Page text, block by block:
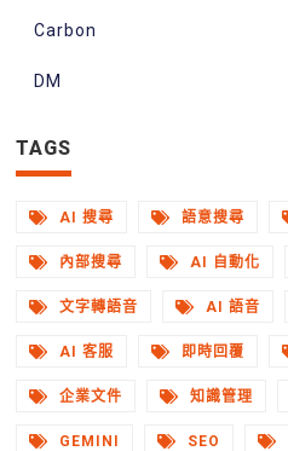
Carbon
DM
TAGS
AI 搜尋 語意搜尋
內部搜尋 AI 自動化
文字轉語音 AI 語音
AI 客服 即時回覆
企業文件 知識管理
GEMINI SEO